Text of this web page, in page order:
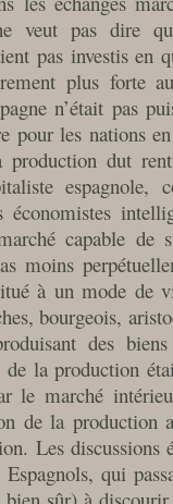
veut pas dire
pas investis en
plus forte
n’était pas
pour les nations
dut
capable de
moins
à un mode de
bourgeois,
des
la production
le marché
de la production
Les discussions
qui